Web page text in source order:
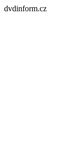
dvdinform.cz